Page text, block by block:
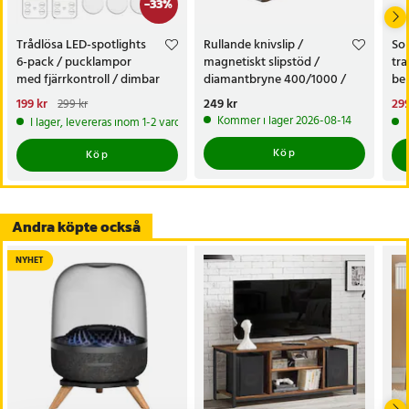
-33%
Trådlösa LED-spotlights
6-pack / pucklampor
med fjärrkontroll / dimbar
skåpbelysning
Nuvarande pris
199 krTidigare pris:299 kr
199 kr 299 kr
I lager, levereras inom 1-2 vardagar
Köp
Rullande knivslip /
magnetiskt slipstöd /
diamantbryne 400/1000 /
knivvässare med fasta vinklar
Pris:249 kr
249 kr
Kommer i lager 2026-08-14
Köp
Andra köpte också
NYHET